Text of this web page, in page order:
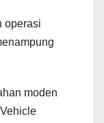
operasi
moden